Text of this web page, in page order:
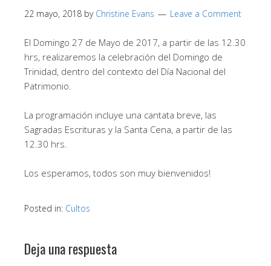
22 mayo, 2018 by Christine Evans Leave a Comment
El Domingo 27 de Mayo de 2017, a partir de las 12.30
hrs, realizaremos la celebración del Domingo de
Trinidad, dentro del contexto del Día Nacional del
Patrimonio.
La programación incluye una cantata breve, las
Sagradas Escrituras y la Santa Cena, a partir de las
12.30 hrs.
Los esperamos, todos son muy bienvenidos!
Posted in: Cultos
Deja una respuesta